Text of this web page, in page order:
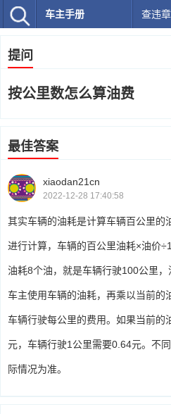
车主手册 查违章
提问
按公里数怎么算油费
最佳答案
xiaodan21cn
2022-12-28 17:40:58
其实车辆的油耗是计算车辆百公里的
进行计算，车辆的百公里油耗×油价
油耗8个油，就是车辆行驶100公里，
车主使用车辆的油耗，再乘以当前的
车辆行驶每公里的费用。如果当前的
元，车辆行驶1公里需要0.64元。不
际情况为准。